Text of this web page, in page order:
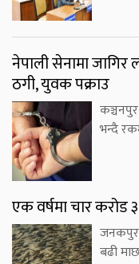
नेपाली सेनामा
ठगी, युवक पक्राउ
भन्दै
एक वर्षमा चार करोड
बढी